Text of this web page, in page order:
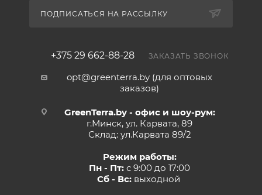
ПОДПИСАТЬСЯ НА РАССЫЛКУ
+375 29 662-88-28 ЗАКАЗАТЬ ЗВОНОК
opt@greenterra.by (для оптовых
заказов)
GreenTerra.by - офис и шоу-рум:
г.Минск, ул. Карвата, 89
Склад: ул.Карвата 89/2
Режим работы:
Пн - Пт: с 9:00 до 17:00
Сб - Вс:выходной